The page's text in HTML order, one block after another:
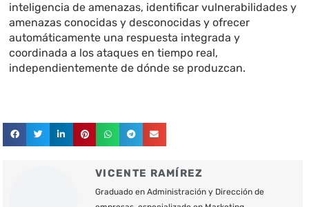
inteligencia de amenazas, identificar vulnerabilidades y
amenazas conocidas y desconocidas y ofrecer
automáticamente una respuesta integrada y
coordinada a los ataques en tiempo real,
independientemente de dónde se produzcan.
VICENTE RAMÍREZ
Graduado en Administración y Dirección de